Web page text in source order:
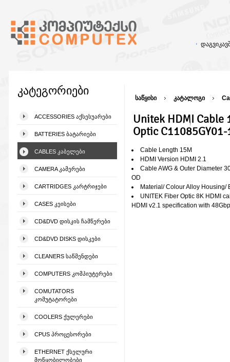
კატეგორიები
ACCESSORIES ᲐᲥᲡᲔᲡᲣᲐᲠᲔᲑᲘ
BATTERIES ᲑᲐᲢᲐᲠᲘᲔᲑᲘ
CABLES ᲙᲐᲑᲔᲚᲔᲑᲘ
CAMERA ᲙᲐᲛᲔᲠᲔᲑᲘ
CARTRIDGES ᲙᲐᲠᲢᲠᲘᲯᲔᲑᲘ
CASES ᲙᲔᲘᲡᲔᲑᲘ
CD&DVD ᲓᲘᲡᲙᲘᲡ ᲩᲐᲛᲬᲔᲠᲔᲑᲘ
CD&DVD DISKS ᲓᲘᲡᲙᲔᲑᲘ
CLEANERS ᲡᲐᲬᲛᲔᲜᲓᲔᲑᲘ
COMPUTERS ᲙᲝᲛᲞᲘᲣᲢᲔᲠᲔᲑᲘ
COMUTATORS
ᲙᲝᲛᲣᲢᲐᲢᲝᲠᲔᲑᲘ
COOLERS ᲥᲣᲚᲔᲠᲔᲑᲘ
CPUS ᲞᲠᲝᲪᲔᲡᲝᲠᲔᲑᲘ
ETHERNET ᲥᲡᲔᲚᲣᲠᲘ
ᲛᲝᲬᲧᲝᲑᲘᲚᲝᲑᲔᲑᲘ
საწყისი კატალოგი
Unitek HDMI Cable
Optic
Cable Length 15M
HDMI Version HDMI 2.1
Cable AWG & Outer Diameter
OD
Material/ Colour Alloy Housing/
UNITEK Fiber Optic 8K HDMI
HDMI v2.1 specification with